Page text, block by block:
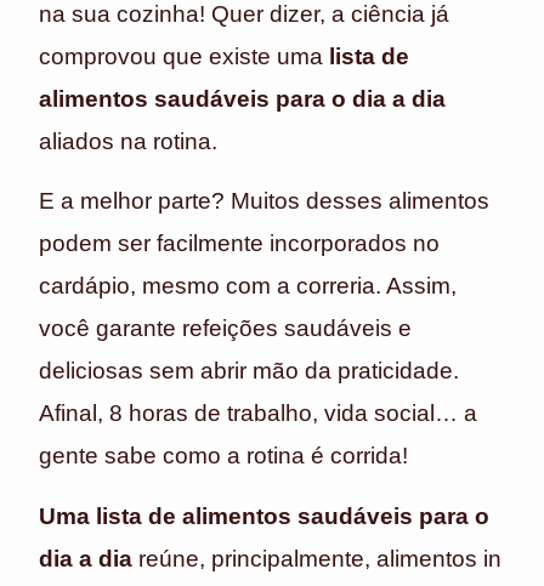
na sua cozinha! Quer dizer, a ciência já
comprovou que existe uma lista de
alimentos saudáveis para o dia a dia
aliados na rotina.
E a melhor parte? Muitos desses alimentos
podem ser facilmente incorporados no
cardápio, mesmo com a correria. Assim,
você garante refeições saudáveis e
deliciosas sem abrir mão da praticidade.
Afinal, 8 horas de trabalho, vida social… a
gente sabe como a rotina é corrida!
Uma lista de alimentos saudáveis para o
dia a dia reúne, principalmente, alimentos in